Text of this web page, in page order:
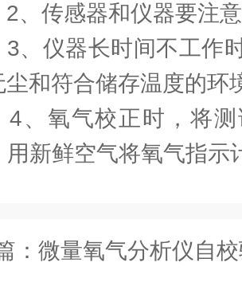
传感器和仪器要注意
仪器长时间不工作时
尘和符合储存温度的环
氧气校正时，将测
用新鲜空气将氧气指示
： 微量氧气分析仪自校验